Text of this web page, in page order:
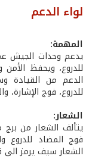
لواء الدعم
المهمة:
يدعم وحدات الجيش
للدروع، ويحفظ
الدعم من القيادة
للدروع، فوج الإشارة،
الشعار:
يتألف الشعار من
فوج المضاد للدروع
الشعار سيف يرمز الى